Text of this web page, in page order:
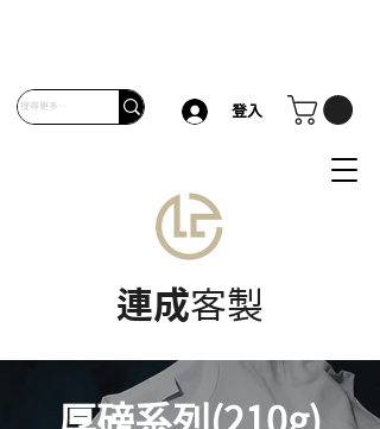
登入
連成客製
厚磅系列(210g)